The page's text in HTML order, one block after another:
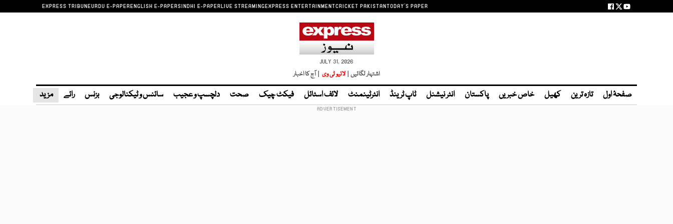
EXPRESS TRIBUNEURDU E-PAPERENGLISH E-PAPERSINDHI E-PAPERLIVE STREAMINGEXPRESS ENTERTAINMENTCRICKET PAKISTANTODAY'S PAPER
JULY 31, 2026
اشتہار لگائیں | لائیو ٹی وی | آج کا اخبار
صفحۂ اول تازہ ترین کھیل خاص خبریں پاکستان انٹر نیشنل ٹاپ ٹرینڈ انٹرٹینمنٹ لائف اسٹائل فیکٹ چیک صحت دلچسپ و عجیب سائنس و ٹیکنالوجی بزنس رائے مزید